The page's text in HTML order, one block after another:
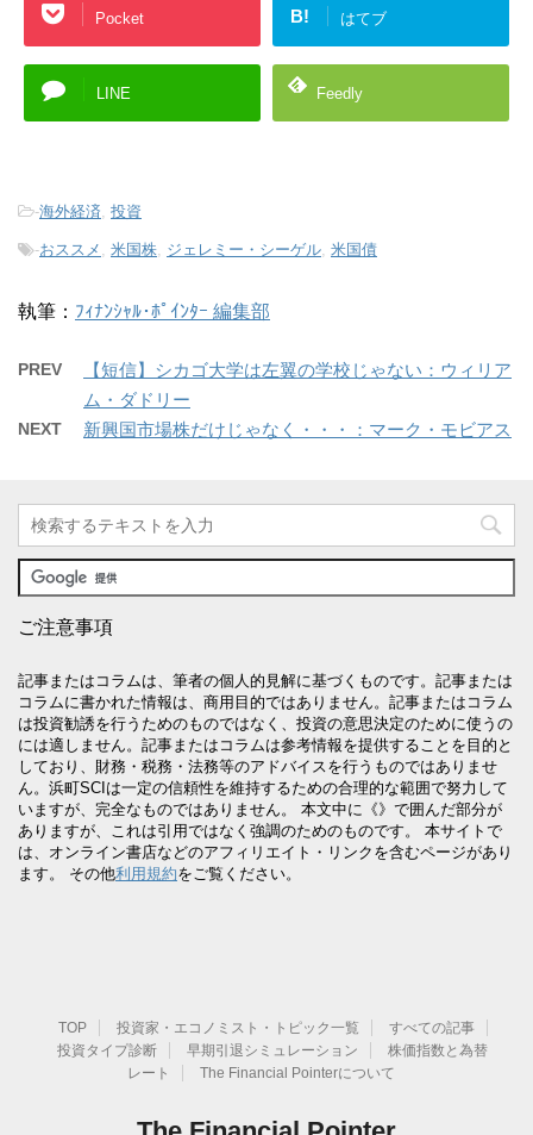
Pocket B! はてブ
LINE Feedly
-海外経済, 投資
-おススメ , 米国株, ジェレミー・シーゲル, 米国債
執筆： ﾌｨﾅﾝｼｬﾙ･ﾎﾟｲﾝﾀｰ 編集部
PREV
【短信】シカゴ大学は左翼の学校じゃない：ウィリア
ム・ダドリー
NEXT 新興国市場株だけじゃなく・・・：マーク・モビアス
ご注意事項
記事またはコラムは、筆者の個人的見解に基づくものです。記事または
コラムに書かれた情報は、商用目的ではありません。記事またはコラム
は投資勧誘を行うためのものではなく、投資の意思決定のために使うの
には適しません。記事またはコラムは参考情報を提供することを目的と
しており、財務・税務・法務等のアドバイスを行うものではありませ
ん。浜町SCIは一定の信頼性を維持するための合理的な範囲で努力して
いますが、完全なものではありません。 本文中に《》で囲んだ部分が
ありますが、これは引用ではなく強調のためのものです。 本サイトで
は、オンライン書店などのアフィリエイト・リンクを含むページがあり
ます。 その他利用規約をご覧ください。
TOP 投資家・エコノミスト・トピック一覧
すべての記事
投資タイプ診断
早期引退シミュレーション
株価指数と為替
レート
The Financial Pointerについて